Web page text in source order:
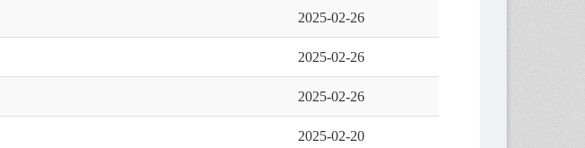
2025-02-26
2025-02-26
2025-02-26
2025-02-20